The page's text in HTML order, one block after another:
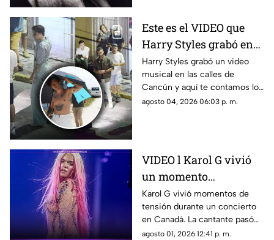
Este es el VIDEO que
Harry Styles grabó en
Cancún: ¿En qué zonas
de Quintana Roo filmó
el cantante el videoclip
de ‘Lights Up’?
Harry Styles grabó un video
musical en las calles de
Cancún y aquí te contamos los
detalles de la grabación, así
agosto 04, 2026 06:03 p. m.
VIDEO l Karol G vivió
un momento
angustiante durante
una presentación en
Canadá
Karol G vivió momentos de
tensión durante un concierto
en Canadá. La cantante pasó
un gran susto en plena
agosto 01, 2026 12:41 p. m.